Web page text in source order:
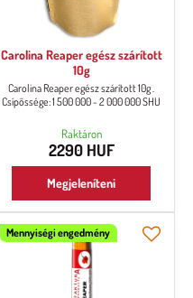
Carolina Reaper egész szárított
10g
Carolina Reaper egész szárított 10g .
Csípőssége: 1 500 000 - 2 000 000 SHU
Raktáron
2290 HUF
Megjeleníteni
Mennyiségi engedmény